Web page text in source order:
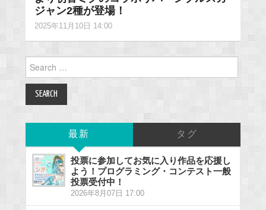
ジャン2種が登場！
2025年11月10日 14:00
for:
最新 タグ
投票に参加してお気に入り作品を応援し
よう！プログラミング・コンテスト一般
投票受付中！
2026年8月07日 17:00